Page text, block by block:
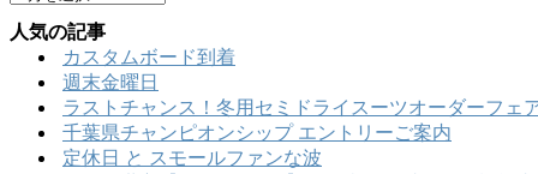
リ
ー
ー
カ
人気の記事
カスタムボード到着
週末金曜日
ラストチャンス！冬用セミドライスーツオーダーフェ
千葉県チャンピオンシップ エントリーご案内
定休日 と スモールファンな波